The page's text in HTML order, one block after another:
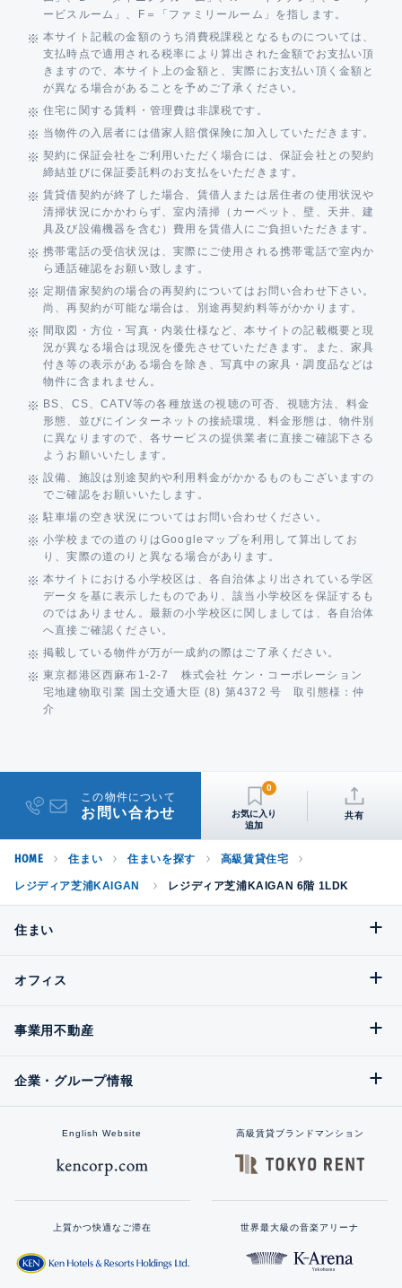
ービスルーム」、F＝「ファミリールーム」を指します。
本サイト記載の金額のうち消費税課税となるものについては、
支払時点で適用される税率により算出された金額でお支払い頂
きますので、本サイト上の金額と、実際にお支払い頂く金額と
が異なる場合があることを予めご了承ください。
住宅に関する賃料・管理費は非課税です。
当物件の入居者には借家人賠償保険に加入していただきます。
契約に保証会社をご利用いただく場合には、保証会社との契約
締結並びに保証委託料のお支払をいただきます。
賃貸借契約が終了した場合、賃借人または居住者の使用状況や
清掃状況にかかわらず、室内清掃（カーペット、壁、天井、建
具及び設備機器を含む）費用を賃借人にご負担いただきます。
携帯電話の受信状況は、実際にご使用される携帯電話で室内か
ら通話確認をお願い致します。
定期借家契約の場合の再契約についてはお問い合わせ下さい。
尚、再契約が可能な場合は、別途再契約料等がかかります。
間取図・方位・写真・内装仕様など、本サイトの記載概要と現
況が異なる場合は現況を優先させていただきます。また、家具
付き等の表示がある場合を除き、写真中の家具・調度品などは
物件に含まれません。
BS、CS、CATV等の各種放送の視聴の可否、視聴方法、料金
形態、並びにインターネットの接続環境、料金形態は、物件別
に異なりますので、各サービスの提供業者に直接ご確認下さる
ようお願いいたします。
設備、施設は別途契約や利用料金がかかるものもございますの
でご確認をお願いいたします。
駐車場の空き状況についてはお問い合わせください。
小学校までの道のりはGoogleマップを利用して算出してお
り、実際の道のりと異なる場合があります。
本サイトにおける小学校区は、各自治体より出されている学区
データを基に表示したものであり、該当小学校区を保証するも
のではありません。最新の小学校区に関しましては、各自治体
へ直接ご確認ください。
掲載している物件が万が一成約の際はご了承ください。
東京都港区西麻布1-2-7 株式会社 ケン・コーポレーション
宅地建物取引業 国土交通大臣 (8) 第4372 号 取引態様：仲
介
この物件について
お問い合わせ
0
共有
HOME 住まい 住まいを探す 高級賃貸住宅
レジディア芝浦KAIGAN レジディア芝浦KAIGAN 6階 1LDK
住まい
オフィス
事業用不動産
企業・グループ情報
English Website 高級賃貸ブランドマンション
上質かつ快適なご滞在 世界最大級の音楽アリーナ